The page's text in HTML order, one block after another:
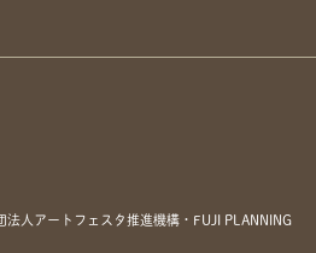
人アートフェスタ推進機構・FUJI PLANNING